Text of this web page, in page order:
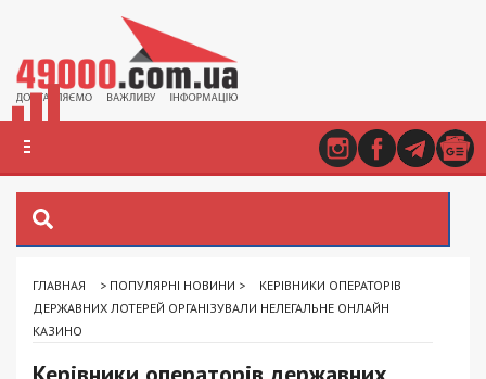
ГЛАВНАЯ > ПОПУЛЯРНІ НОВИНИ >
КЕРІВНИКИ ОПЕРАТОРІВ
ДЕРЖАВНИХ ЛОТЕРЕЙ ОРГАНІЗУВАЛИ НЕЛЕГАЛЬНЕ ОНЛАЙН
КАЗИНО